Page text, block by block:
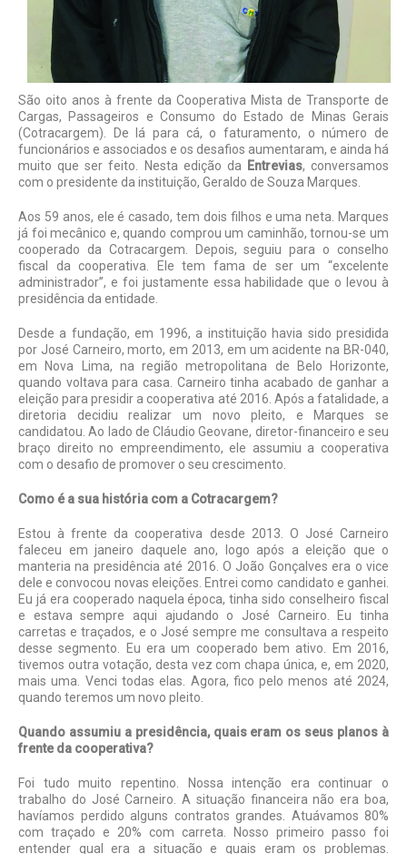
São oito anos à frente da Cooperativa Mista de Transporte de
Cargas, Passageiros e Consumo do Estado de Minas Gerais
(Cotracargem). De lá para cá, o faturamento, o número de
funcionários e associados e os desafios aumentaram, e ainda há
muito que ser feito. Nesta edição da
Entrevias, conversamos
com o presidente da instituição, Geraldo de Souza Marques.
Aos 59 anos, ele é casado, tem dois filhos e uma neta. Marques
já foi mecânico e, quando comprou um caminhão, tornou-se um
cooperado da Cotracargem. Depois, seguiu para o conselho
fiscal da cooperativa. Ele tem fama de ser um “excelente
administrador”, e foi justamente essa habilidade que o levou à
presidência da entidade.
Desde a fundação, em 1996, a instituição havia sido presidida
por José Carneiro, morto, em 2013, em um acidente na BR-040,
em Nova Lima, na região metropolitana de Belo Horizonte,
quando voltava para casa. Carneiro tinha acabado de ganhar a
eleição para presidir a cooperativa até 2016. Após a fatalidade, a
diretoria decidiu realizar um novo pleito, e Marques se
candidatou. Ao lado de Cláudio Geovane, diretor-financeiro e seu
braço direito no empreendimento, ele assumiu a cooperativa
com o desafio de promover o seu crescimento.
Como é a sua história com a Cotracargem?
Estou à frente da cooperativa desde 2013. O José Carneiro
faleceu em janeiro daquele ano, logo após a eleição que o
manteria na presidência até 2016. O João Gonçalves era o vice
dele e convocou novas eleições. Entrei como candidato e ganhei.
Eu já era cooperado naquela época, tinha sido conselheiro fiscal
e estava sempre aqui ajudando o José Carneiro. Eu tinha
carretas e traçados, e o José sempre me consultava a respeito
desse segmento. Eu era um cooperado bem ativo. Em 2016,
tivemos outra votação, desta vez com chapa única, e, em 2020,
mais uma. Venci todas elas. Agora, fico pelo menos até 2024,
quando teremos um novo pleito.
Quando assumiu a presidência, quais eram os seus planos à
frente da cooperativa?
Foi tudo muito repentino. Nossa intenção era continuar o
trabalho do José Carneiro. A situação financeira não era boa,
havíamos perdido alguns contratos grandes. Atuávamos 80%
com traçado e 20% com carreta. Nosso primeiro passo foi
entender qual era a situação e quais eram os problemas.